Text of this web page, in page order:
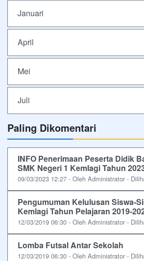
Januari
April
Mei
Juli
Paling Dikomentari
INFO Penerimaan Peserta Didik
SMK Negeri 1 Kemlagi Tahun
09/03/2023 12:27 - Oleh Administrator -
Pengumuman Kelulusan Siswa-
Kemlagi Tahun Pelajaran 2019-
12/03/2019 06:30 - Oleh Administrator -
Lomba Futsal Antar Sekolah
12/03/2019 06:30 - Oleh Administrator -